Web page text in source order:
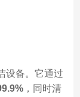
设备。它通过
，同时清